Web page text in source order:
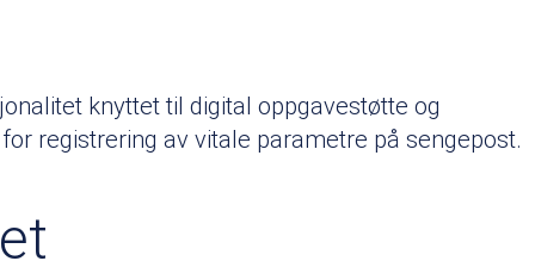
knyttet til digital oppgavestøtte og
registrering av vitale parametre på sengepost.